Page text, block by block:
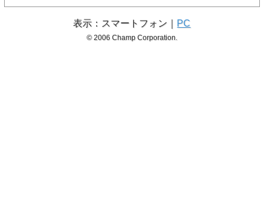
表示：スマートフォン｜ PC
© 2006 Champ Corporation.